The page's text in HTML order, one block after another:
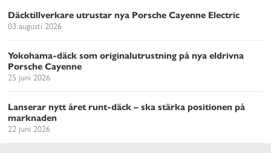
Däcktillverkare utrustar nya Porsche Cayenne Electric
03 augusti 2026
Yokohama-däck som originalutrustning på nya eldrivna
Porsche Cayenne
25 juni 2026
Lanserar nytt året runt-däck – ska stärka positionen på
marknaden
22 juni 2026